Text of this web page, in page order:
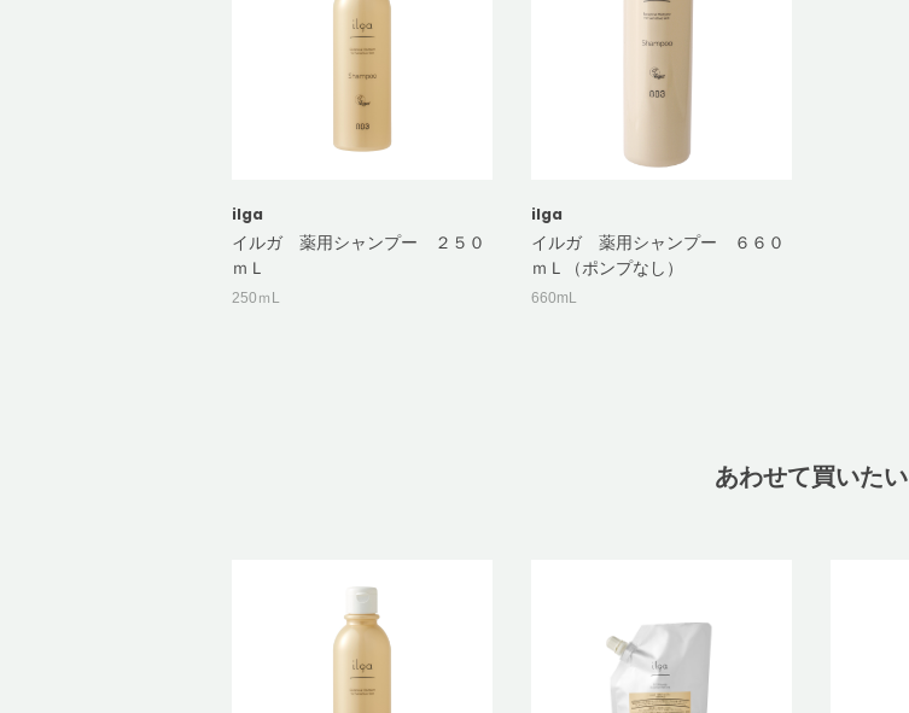
ilga
イルガ 薬用シャンプー ２５０
ｍＬ
250ｍL
ilga
イルガ 薬用シャンプー ６６０
ｍＬ（ポンプなし）
660mL
あわせて買いたい